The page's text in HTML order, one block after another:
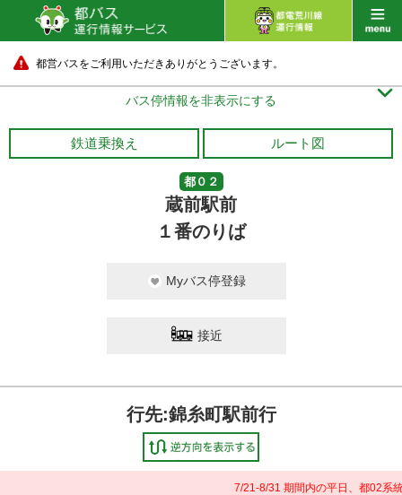
都営バスをご利用いただきありがとうございます。
バス停情報を非表示にする 
鉄道乗換え ルート図
都０２
蔵前駅前
１番のりば
Myバス停登録
接近
行先:錦糸町駅前行
7/21-8/31 期間内の平日、都02系